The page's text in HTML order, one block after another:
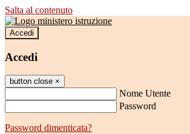
Salta al contenuto
Accedi
Accedi
button close ×
Nome Utente
Password
Password dimenticata?